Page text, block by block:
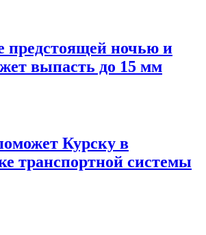
предстоящей ночью и
выпасть до 15 мм
Курску в
транспортной системы